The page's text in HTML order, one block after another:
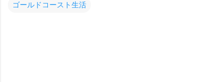
ゴールドコースト生活